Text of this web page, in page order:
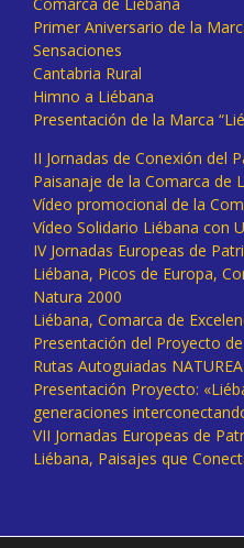
Primer Aniversario de la
Sensaciones
Cantabria Rural
Himno a Liébana
Presentación de la Marca
II Jornadas de Conexión del
Paisanaje de la Comarca de
Vídeo promocional de la
Vídeo Solidario Liébana con
IV Jornadas Europeas de
Liébana, Picos de Europa,
Natura 2000
Liébana, Comarca de
Presentación del Proyecto
Rutas Autoguiadas
Presentación Proyecto:
generaciones
VII Jornadas Europeas de
Liébana, Paisajes que